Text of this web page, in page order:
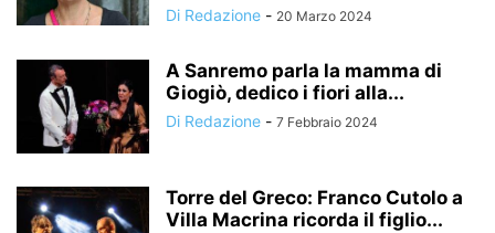
Di Redazione - 20 Marzo 2024
A Sanremo parla la mamma di
Giogiò, dedico i fiori alla...
Di Redazione - 7 Febbraio 2024
Torre del Greco: Franco Cutolo a
Villa Macrina ricorda il figlio...